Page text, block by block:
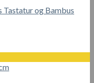
Tastatur og Bambus